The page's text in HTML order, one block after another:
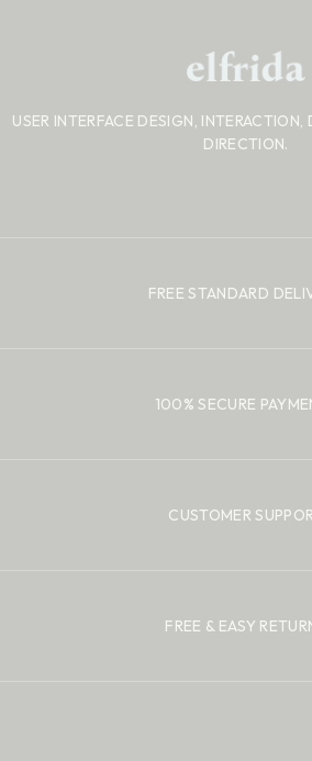
USER INTERFACE DESIGN, INTERACTION,
DIRECTION.
FREE STANDARD
100% SECURE
CUSTOMER
FREE & EASY